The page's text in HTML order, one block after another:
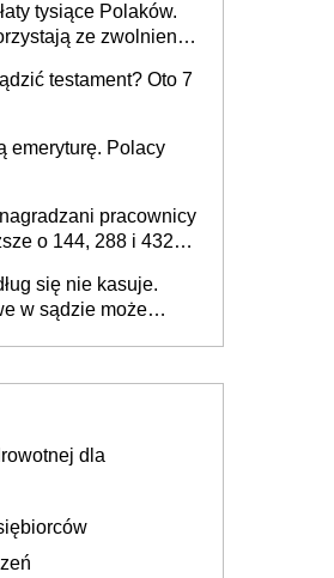
tysiące Polaków.
ze zwolnienia
testament? Oto 7
emeryturę. Polacy
pracownicy
o 144, 288 i 432
się nie kasuje.
w sądzie może
dla